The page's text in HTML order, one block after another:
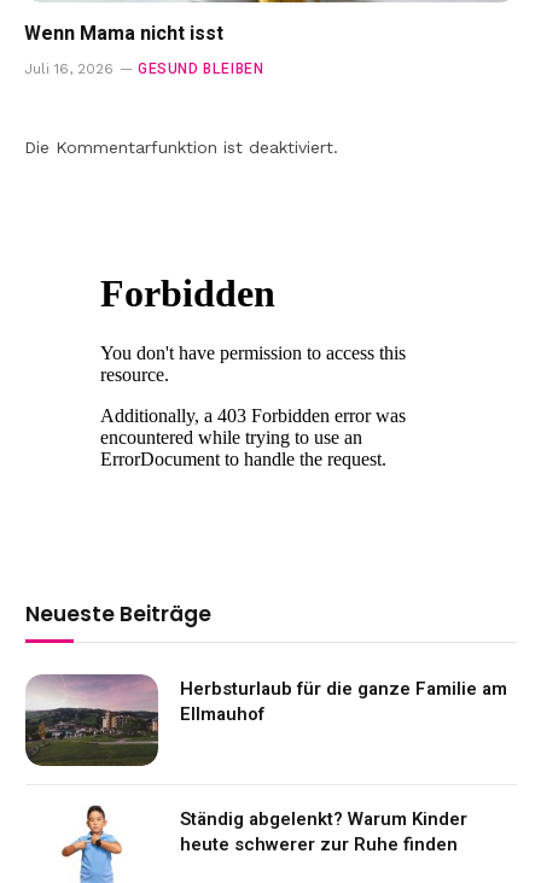
Wenn Mama nicht isst
Juli 16, 2026 GESUND BLEIBEN
Die Kommentarfunktion ist deaktiviert.
Neueste Beiträge
Herbsturlaub für die ganze Familie am
Ellmauhof
Ständig abgelenkt? Warum Kinder
heute schwerer zur Ruhe finden